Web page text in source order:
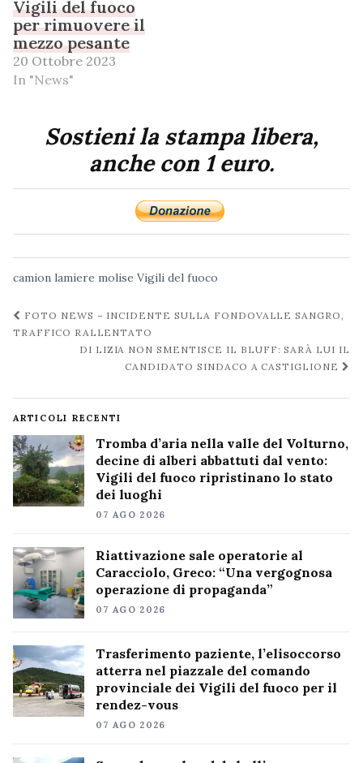
Vigili del fuoco
per rimuovere il
mezzo pesante
20 Ottobre 2023
In "News"
Sostieni la stampa libera,
anche con 1 euro.
camion lamiere molise Vigili del fuoco
Navigazione
post
FOTO NEWS – INCIDENTE SULLA FONDOVALLE SANGRO,
TRAFFICO RALLENTATO
DI LIZIA NON SMENTISCE IL BLUFF: SARÀ LUI IL
CANDIDATO SINDACO A CASTIGLIONE
ARTICOLI RECENTI
Tromba d’aria nella valle del Volturno,
decine di alberi abbattuti dal vento:
Vigili del fuoco ripristinano lo stato
dei luoghi
07 AGO 2026
Riattivazione sale operatorie al
Caracciolo, Greco: “Una vergognosa
operazione di propaganda”
07 AGO 2026
Trasferimento paziente, l’elisoccorso
atterra nel piazzale del comando
provinciale dei Vigili del fuoco per il
rendez-vous
07 AGO 2026